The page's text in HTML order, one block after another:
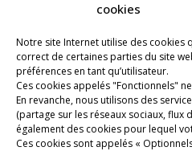
cookies
Notre site Internet utilise des cookies
correct de certaines parties du site
préférences en tant qu’utilisateur.
Ces cookies appelés "Fonctionnels"
En revanche, nous utilisons des
(partage sur les réseaux sociaux, flux
également des cookies pour lequel
Ces cookies sont appelés «
Mairie de Pont-Saint-Esprit
BP 11061
30130 Pont-Saint-Esprit